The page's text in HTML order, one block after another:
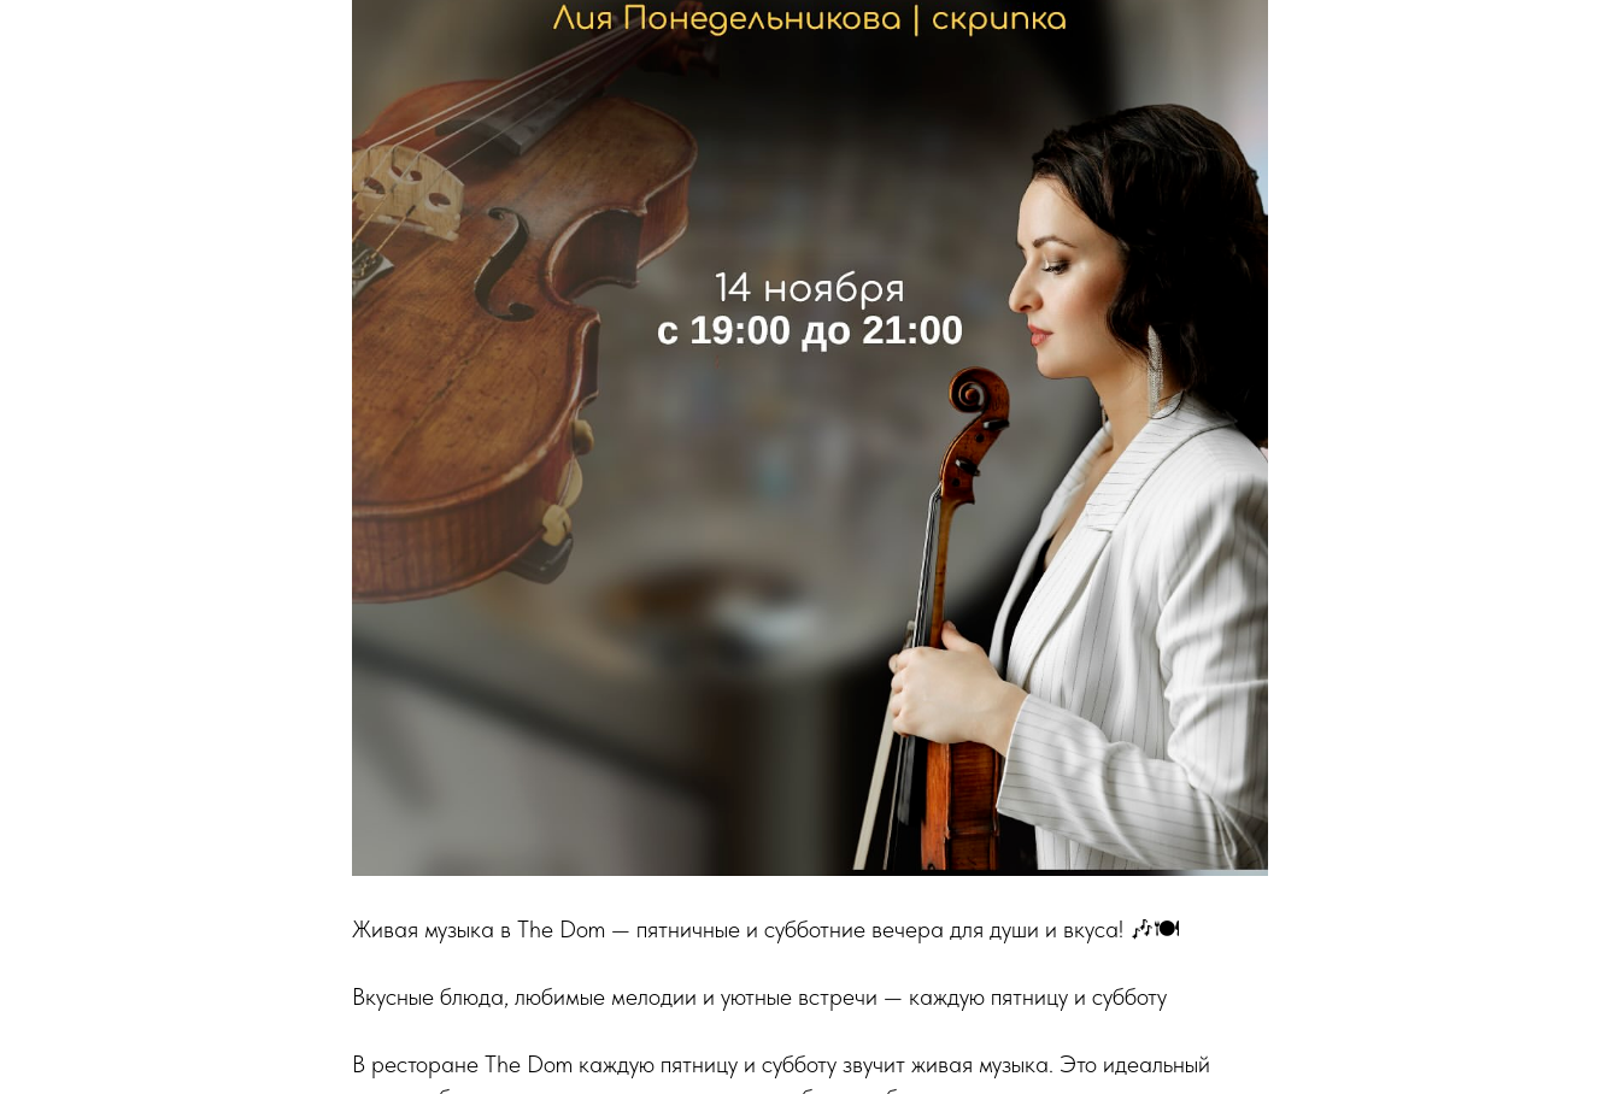
Живая музыка в The Dom — пятничные и субботние вечера для души и вкуса! 🎶🍽
Вкусные блюда, любимые мелодии и уютные встречи — каждую пятницу и субботу
В ресторане The Dom каждую пятницу и субботу звучит живая музыка. Это идеальный